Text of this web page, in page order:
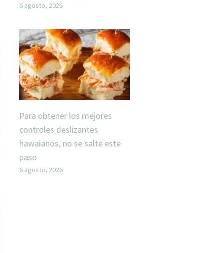
6 agosto, 2026
Para obtener los mejores
controles deslizantes
hawaianos, no se salte este
paso
6 agosto, 2026